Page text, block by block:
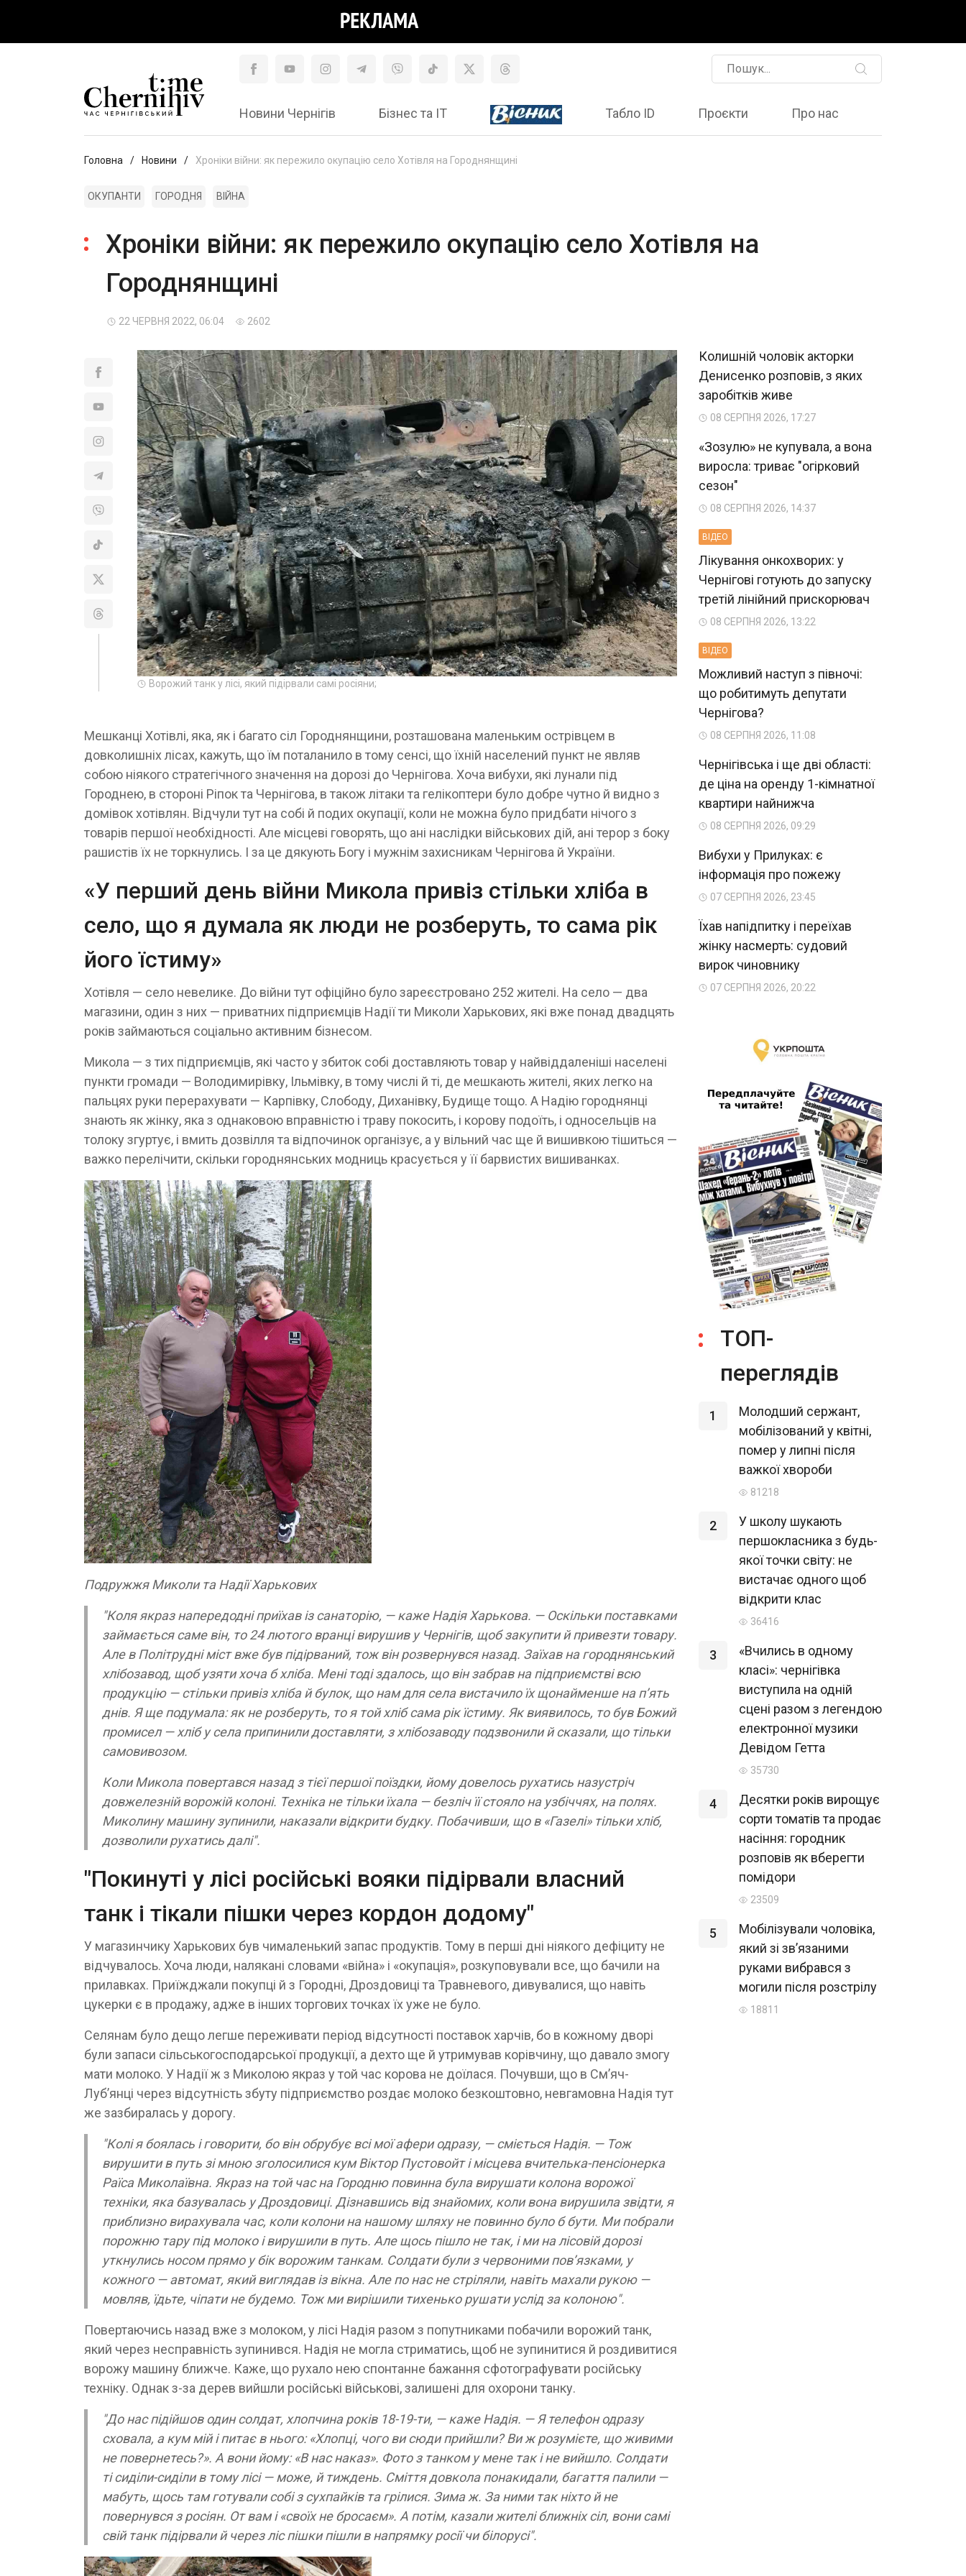
Новини Чернігів Бізнес та ІТ Табло ID Проєкти Про нас
Головна Новини Хроніки війни: як пережило окупацію село Хотівля на Городнянщині
ОКУПАНТИ ГОРОДНЯ ВІЙНА
Хроніки війни: як пережило окупацію село Хотівля на
Городнянщині
22 ЧЕРВНЯ 2022, 06:04 2602
Ворожий танк у лісі, який підірвали самі росіяни;
Мешканці Хотівлі, яка, як і багато сіл Городнянщини, розташована маленьким острівцем в
довколишніх лісах, кажуть, що їм поталанило в тому сенсі, що їхній населений пункт не являв
собою ніякого стратегічного значення на дорозі до Чернігова. Хоча вибухи, які лунали під
Городнею, в стороні Ріпок та Чернігова, в також літаки та гелікоптери було добре чутно й видно з
домівок хотівлян. Відчули тут на собі й подих окупації, коли не можна було придбати нічого з
товарів першої необхідності. Але місцеві говорять, що ані наслідки військових дій, ані терор з боку
рашистів їх не торкнулись. І за це дякують Богу і мужнім захисникам Чернігова й України.
«У перший день війни Микола привіз стільки хліба в
село, що я думала як люди не розберуть, то сама рік
його їстиму»
Хотівля — село невелике. До війни тут офіційно було зареєстровано 252 жителі. На село — два
магазини, один з них — приватних підприємців Надії ти Миколи Харькових, які вже понад двадцять
років займаються соціально активним бізнесом.
Микола — з тих підприємців, які часто у збиток собі доставляють товар у найвіддаленіші населені
пункти громади — Володимирівку, Ільмівку, в тому числі й ті, де мешкають жителі, яких легко на
пальцях руки перерахувати — Карпівку, Слободу, Диханівку, Будище тощо. А Надію городнянці
знають як жінку, яка з однаковою вправністю і траву покосить, і корову подоїть, і односельців на
толоку згуртує, і вмить дозвілля та відпочинок організує, а у вільний час ще й вишивкою тішиться —
важко перелічити, скільки городнянських модниць красується у її барвистих вишиванках.
Подружжя Миколи та Надії Харькових
"Коля якраз напередодні приїхав із санаторію, — каже Надія Харькова. — Оскільки поставками
займається саме він, то 24 лютого вранці вирушив у Чернігів, щоб закупити й привезти товару.
Але в Політрудні міст вже був підірваний, тож він розвернувся назад. Заїхав на городнянський
хлібозавод, щоб узяти хоча б хліба. Мені тоді здалось, що він забрав на підприємстві всю
продукцію — стільки привіз хліба й булок, що нам для села вистачило їх щонайменше на п’ять
днів. Я ще подумала: як не розберуть, то я той хліб сама рік їстиму. Як виявилось, то був Божий
промисел — хліб у села припинили доставляти, з хлібозаводу подзвонили й сказали, що тільки
самовивозом.
Коли Микола повертався назад з тієї першої поїздки, йому довелось рухатись назустріч
довжелезній ворожій колоні. Техніка не тільки їхала — безліч її стояло на узбіччях, на полях.
Миколину машину зупинили, наказали відкрити будку. Побачивши, що в «Газелі» тільки хліб,
дозволили рухатись далі".
"Покинуті у лісі російські вояки підірвали власний
танк і тікали пішки через кордон додому"
У магазинчику Харькових був чималенький запас продуктів. Тому в перші дні ніякого дефіциту не
відчувалось. Хоча люди, налякані словами «війна» і «окупація», розкуповували все, що бачили на
прилавках. Приїжджали покупці й з Городні, Дроздовиці та Травневого, дивувалися, що навіть
цукерки є в продажу, адже в інших торгових точках їх уже не було.
Селянам було дещо легше переживати період відсутності поставок харчів, бо в кожному дворі
були запаси сільськогосподарської продукції, а дехто ще й утримував корівчину, що давало змогу
мати молоко. У Надії ж з Миколою якраз у той час корова не доїлася. Почувши, що в См’яч-
Луб’янці через відсутність збуту підприємство роздає молоко безкоштовно, невгамовна Надія тут
же зазбиралась у дорогу.
"Колі я боялась і говорити, бо він обрубує всі мої афери одразу, — сміється Надія. — Тож
вирушити в путь зі мною зголосилися кум Віктор Пустовойт і місцева вчителька-пенсіонерка
Раїса Миколаївна. Якраз на той час на Городню повинна була вирушати колона ворожої
техніки, яка базувалась у Дроздовиці. Дізнавшись від знайомих, коли вона вирушила звідти, я
приблизно вирахувала час, коли колони на нашому шляху не повинно було б бути. Ми побрали
порожню тару під молоко і вирушили в путь. Але щось пішло не так, і ми на лісовій дорозі
уткнулись носом прямо у бік ворожим танкам. Солдати були з червоними пов’язками, у
кожного — автомат, який виглядав із вікна. Але по нас не стріляли, навіть махали рукою —
мовляв, їдьте, чіпати не будемо. Тож ми вирішили тихенько рушати услід за колоною".
Повертаючись назад вже з молоком, у лісі Надія разом з попутниками побачили ворожий танк,
який через несправність зупинився. Надія не могла стриматись, щоб не зупинитися й роздивитися
ворожу машину ближче. Каже, що рухало нею спонтанне бажання сфотографувати російську
техніку. Однак з-за дерев вийшли російські військові, залишені для охорони танку.
"До нас підійшов один солдат, хлопчина років 18-19-ти, — каже Надія. — Я телефон одразу
сховала, а кум мій і питає в нього: «Хлопці, чого ви сюди прийшли? Ви ж розумієте, що живими
не повернетесь?». А вони йому: «В нас наказ». Фото з танком у мене так і не вийшло. Солдати
ті сиділи-сиділи в тому лісі — може, й тиждень. Сміття довкола понакидали, багаття палили —
мабуть, щось там готували собі з сухпайків та грілися. Зима ж. За ними так ніхто й не
повернувся з росіян. От вам і «своїх не бросаєм». А потім, казали жителі ближніх сіл, вони самі
свій танк підірвали й через ліс пішки пішли в напрямку росії чи білорусі".
Колишній чоловік акторки
Денисенко розповів, з яких
заробітків живе
08 СЕРПНЯ 2026, 17:27
«Зозулю» не купувала, а вона
виросла: триває "огірковий
сезон"
08 СЕРПНЯ 2026, 14:37
ВIДЕО
Лікування онкохворих: у
Чернігові готують до запуску
третій лінійний прискорювач
08 СЕРПНЯ 2026, 13:22
ВIДЕО
Можливий наступ з півночі:
що робитимуть депутати
Чернігова?
08 СЕРПНЯ 2026, 11:08
Чернігівська і ще дві області:
де ціна на оренду 1-кімнатної
квартири найнижча
08 СЕРПНЯ 2026, 09:29
Вибухи у Прилуках: є
інформація про пожежу
07 СЕРПНЯ 2026, 23:45
Їхав напідпитку і переїхав
жінку насмерть: судовий
вирок чиновнику
07 СЕРПНЯ 2026, 20:22
ТОП-
переглядів
1
Молодший сержант,
мобілізований у квітні,
помер у липні після
важкої хвороби
81218
2
У школу шукають
першокласника з будь-
якої точки світу: не
вистачає одного щоб
відкрити клас
36416
3
«Вчились в одному
класі»: чернігівка
виступила на одній
сцені разом з легендою
електронної музики
Девідом Гетта
35730
4
Десятки років вирощує
сорти томатів та продає
насіння: городник
розповів як вберегти
помідори
23509
5
Мобілізували чоловіка,
який зі зв’язаними
руками вибрався з
могили після розстрілу
18811